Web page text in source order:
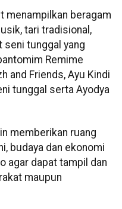
menampilkan beragam
tari tradisional,
seni tunggal yang
Remime
and Friends, Ayu Kindi
tunggal serta Ayodya
memberikan ruang
budaya dan ekonomi
agar dapat tampil dan
maupun